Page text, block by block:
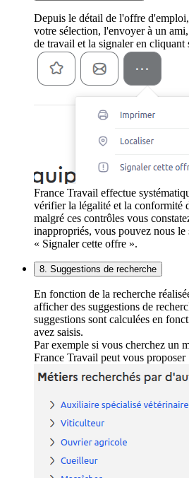
Depuis le détail de l'offre
votre sélection, l'envoyer à un
de travail et la signaler en cliquant
France Travail effectue
vérifier la légalité et la conformité
malgré ces contrôles vous
inappropriés, vous pouvez nous
« Signaler cette offre ».
8. Suggestions de recherche
En fonction de la recherche
afficher des suggestions de
suggestions sont calculées en
avez saisis.
Par exemple si vous cherchez un
France Travail peut vous proposer